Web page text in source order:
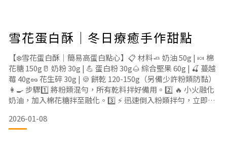
雪花蛋白酥｜冬日療癒手作甜點
【❄️雪花蛋白酥｜簡易高蛋白點心】📋 材料🧈 奶油 50g | 🍬 棉
花糖 150g🥛 奶粉 30g | 💪 蛋白粉 30g🌰 綜合堅果 60g | 🍒 蔓越
莓 40g🥜 花生碎 30g | 🍪 餅乾 120-150g（另備少許粉類防黏）
👩🍳 步驟1️⃣ 將粉類混勻，所有乾料拌好備用。2️⃣ 🔥 小火融化
奶油，加入棉花糖拌至融化。3️⃣ ⚡ 迅速倒入粉類拌勻，立即關
入模具壓平整形。6️⃣ ❄️ 表面篩上粉類，放涼後🔪切塊、📦包裝
2026-01-08